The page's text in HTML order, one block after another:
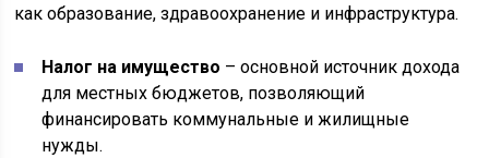
как образование, здравоохранение и инфраструктура.
Налог на имущество – основной источник дохода
для местных бюджетов, позволяющий
финансировать коммунальные и жилищные
нужды.